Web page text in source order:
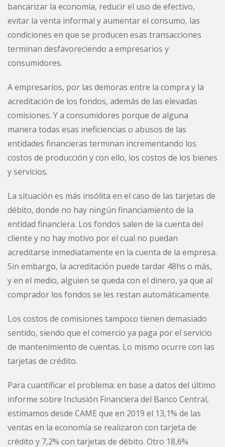
bancarizar la economía, reducir el uso de efectivo,
evitar la venta informal y aumentar el consumo, las
condiciones en que se producen esas transacciones
terminan desfavoreciendo a empresarios y
consumidores.
A empresarios, por las demoras entre la compra y la
acreditación de los fondos, además de las elevadas
comisiones. Y a consumidores porque de alguna
manera todas esas ineficiencias o abusos de las
entidades financieras terminan incrementando los
costos de producción y con ello, los costos de los bienes
y servicios.
La situación es más insólita en el caso de las tarjetas de
débito, donde no hay ningún financiamiento de la
entidad financiera. Los fondos salen de la cuenta del
cliente y no hay motivo por el cual no puedan
acreditarse inmediatamente en la cuenta de la empresa.
Sin embargo, la acreditación puede tardar 48hs o más,
y en el medio, alguien se queda con el dinero, ya que al
comprador los fondos se les restan automáticamente.
Los costos de comisiones tampoco tienen demasiado
sentido, siendo que el comercio ya paga por el servicio
de mantenimiento de cuentas. Lo mismo ocurre con las
tarjetas de crédito.
Para cuantificar el problema: en base a datos del último
informe sobre Inclusión Financiera del Banco Central,
estimamos desde CAME que en 2019 el 13,1% de las
ventas en la economía se realizaron con tarjeta de
crédito y 7,2% con tarjetas de débito. Otro 18,6%